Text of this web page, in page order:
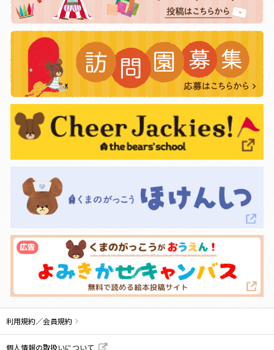
利用規約／会員規約
個人情報の取扱いについて